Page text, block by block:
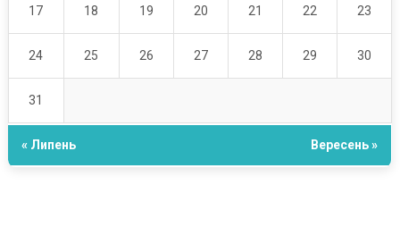
17 18 19 20 21 22 23
24 25 26 27 28 29 30
31
« Липень Вересень »